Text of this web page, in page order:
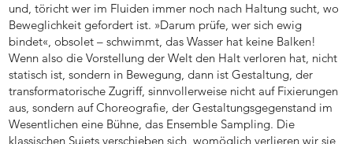
und, töricht wer im Fluiden immer noch nach Haltung sucht, wo
Beweglichkeit gefordert ist. »Darum prüfe, wer sich ewig
bindet«, obsolet – schwimmt, das Wasser hat keine Balken!
Wenn also die Vorstellung der Welt den Halt verloren hat, nicht
statisch ist, sondern in Bewegung, dann ist Gestaltung, der
transformatorische Zugriff, sinnvollerweise nicht auf Fixierungen
aus, sondern auf Choreografie, der Gestaltungsgegenstand im
Wesentlichen eine Bühne, das Ensemble Sampling. Die
klassischen Sujets verschieben sich, womöglich verlieren wir sie